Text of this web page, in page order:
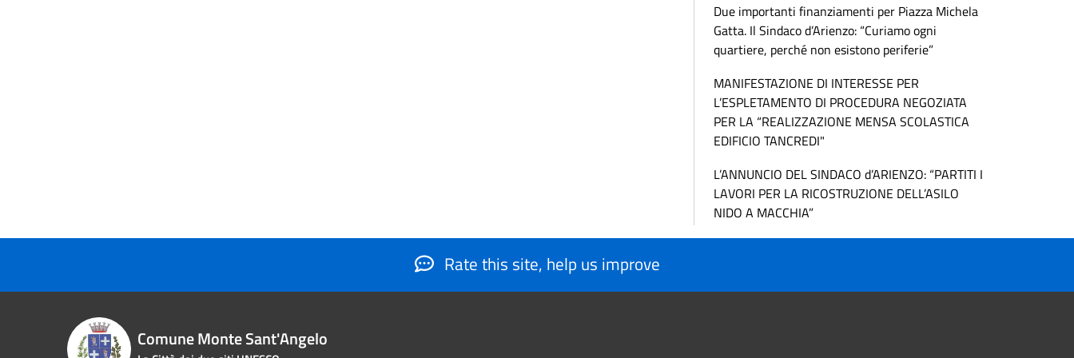
Due importanti finanziamenti per Piazza Michela
Gatta. Il Sindaco d’Arienzo: “Curiamo ogni
quartiere, perché non esistono periferie”
MANIFESTAZIONE DI INTERESSE PER
L’ESPLETAMENTO DI PROCEDURA NEGOZIATA
PER LA “REALIZZAZIONE MENSA SCOLASTICA
EDIFICIO TANCREDI"
L’ANNUNCIO DEL SINDACO d’ARIENZO: “PARTITI I
LAVORI PER LA RICOSTRUZIONE DELL’ASILO
NIDO A MACCHIA”
Rate this site, help us improve
Comune Monte Sant'Angelo